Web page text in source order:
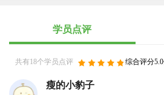
2、相片1寸白底彩色照片6张； 3、驾
省学员***要暂住证； 5、增驾学员须
6、非本市驾驶证需转入南宁后增驾或
学员点评
共有18个学员点评 综合评分
瘦的小豹子